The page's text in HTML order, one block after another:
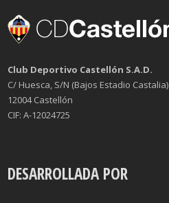
Club Deportivo Castellón S.A.D.
C/ Huesca, S/N (Bajos Estadio Castalia)
12004 Castellón
CIF: A-12024725
DESARROLLADA POR